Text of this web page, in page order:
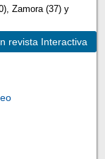
Zamora (37) y
revista Interactiva